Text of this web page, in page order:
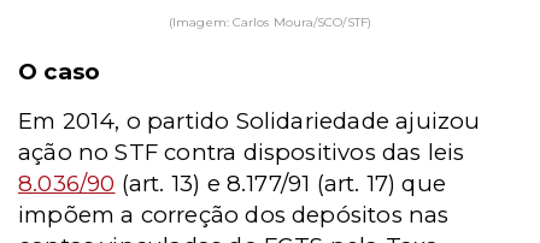
(Imagem: Carlos Moura/SCO/STF)
O caso
Em 2014, o partido Solidariedade ajuizou
ação no STF contra dispositivos das leis
8.036/90 (art. 13) e 8.177/91 (art. 17) que
impõem a correção dos depósitos nas